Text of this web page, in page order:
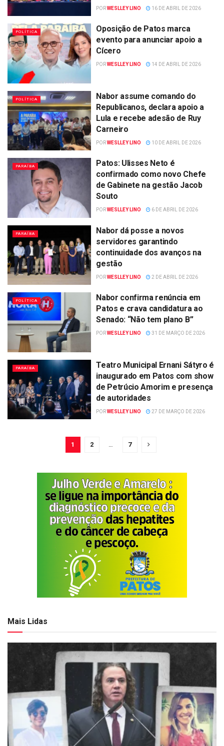
PORWESLLEY LINO 16 DE ABRIL DE 2026
POLÍTICA
Oposição de Patos marca
evento para anunciar apoio a
Cícero
PORWESLLEY LINO 14 DE ABRIL DE 2026
POLÍTICA
Nabor assume comando do
Republicanos, declara apoio a
Lula e recebe adesão de Ruy
Carneiro
PORWESLLEY LINO 10 DE ABRIL DE 2026
PARAÍBA
Patos: Ulisses Neto é
confirmado como novo Chefe
de Gabinete na gestão Jacob
Souto
PORWESLLEY LINO 6 DE ABRIL DE 2026
PARAÍBA
Nabor dá posse a novos
servidores garantindo
continuidade dos avanços na
gestão
PORWESLLEY LINO 2 DE ABRIL DE 2026
POLÍTICA
Nabor confirma renúncia em
Patos e crava candidatura ao
Senado: “Não tem plano B”
PORWESLLEY LINO 31 DE MARÇO DE 2026
PARAÍBA
Teatro Municipal Ernani Sátyro é
inaugurado em Patos com show
de Petrúcio Amorim e presença
de autoridades
PORWESLLEY LINO 27 DE MARÇO DE 2026
1 2 … 7
Mais Lidas